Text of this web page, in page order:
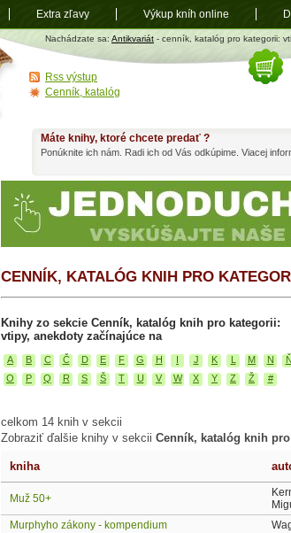
Antikvariát
shop.sk
Nachádzate sa: Antikvariát - cenník, katalóg pro kategorii:
CENNÍK, KATALÓG KNIH PRO
Knihy zo sekcie Cenník, katalóg knih pro kategorii:
vtipy, anekdoty začínajúce na
A B C Č D E F G H J K M N
Ň
O
P Q R S Š T U V W X Y Z Ž #
celkom 14 knih v sekcii
Zobraziť ďalšie knihy v sekcii Cenník, katalóg knih
kniha
Muž 50+
Murphyho zákony - kompendium
Máte knihy, ktoré chcete predať ?
Ponúknite ich nám. Radi ich od Vás odkúpime. Viacej
Rss výstup
Cenník, katalóg
Extra zľavy Výkup kníh online